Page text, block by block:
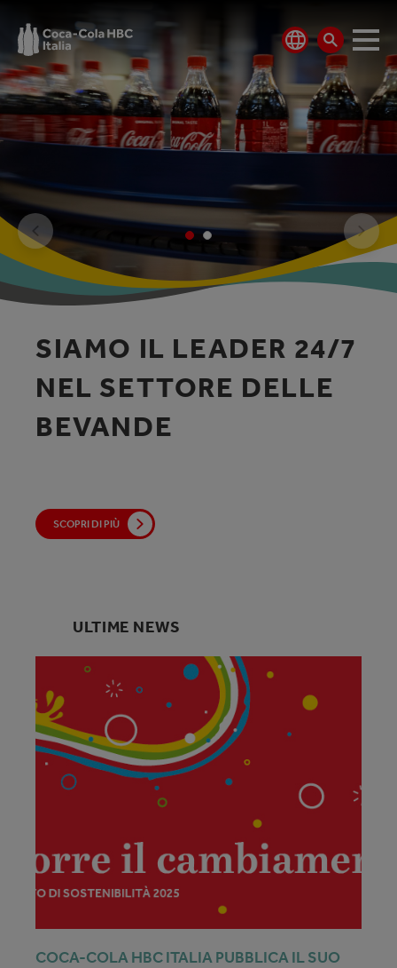
SIAMO IL LEADER 24/7
NEL SETTORE DELLE
BEVANDE
SCOPRI DI PIÙ
consentendo ai consumatori di scegliere il prodotto
più adatto alle proprie esigenze.
ULTIME NEWS
COCA-COLA HBC ITALIA PUBBLICA IL SUO